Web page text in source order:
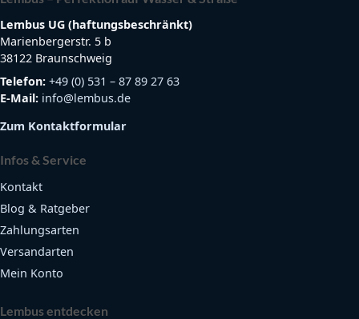
Lembus UG (haftungsbeschränkt)
Marienbergerstr. 5 b
38122 Braunschweig
Telefon: +49 (0) 531 – 87 89 27 63
E-Mail: info@lembus.de
Zum Kontaktformular
Infos & Service
Kontakt
Blog & Ratgeber
Zahlungsarten
Versandarten
Mein Konto
Lembus entdecken